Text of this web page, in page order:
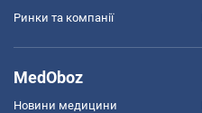
Ринки та компанії
MedOboz
Новини медицини